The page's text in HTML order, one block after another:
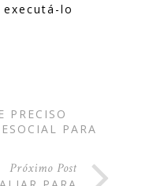
lo
PRECISO
PARA
Próximo Post